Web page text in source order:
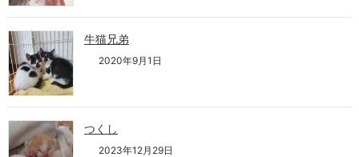
牛猫兄弟
2020年9月1日
つくし
2023年12月29日